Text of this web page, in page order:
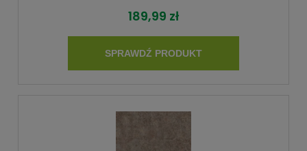
189,99 zł
SPRAWDŹ PRODUKT